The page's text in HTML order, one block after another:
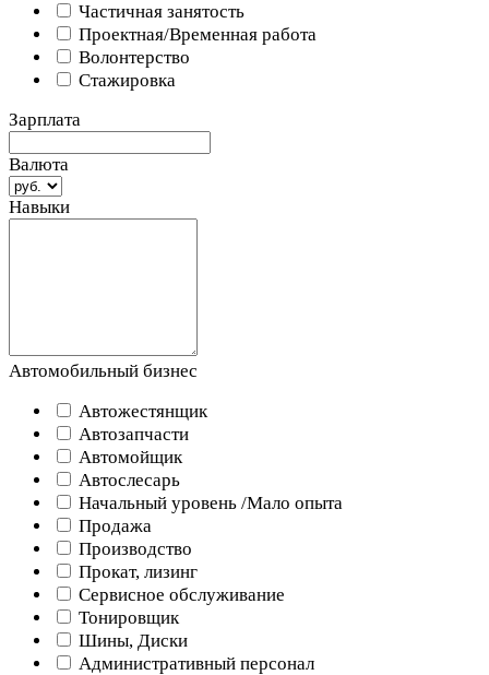
Частичная занятость
Проектная/Временная работа
Волонтерство
Стажировка
Зарплата
Валюта
Навыки
Автомобильный бизнес
Автожестянщик
Автозапчасти
Автомойщик
Автослесарь
Начальный уровень /Мало опыта
Продажа
Производство
Прокат, лизинг
Сервисное обслуживание
Тонировщик
Шины, Диски
Административный персонал